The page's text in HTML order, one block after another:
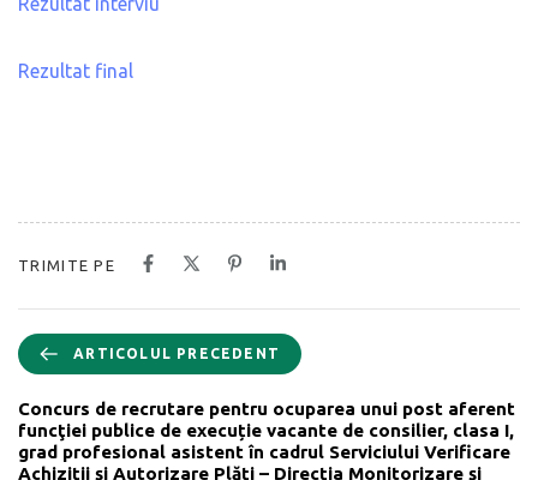
Rezultat final
TRIMITE PE
ARTICOLUL PRECEDENT
Concurs de recrutare pentru ocuparea unui post aferent
funcţiei publice de execuție vacante de consilier, clasa I,
grad profesional asistent în cadrul Serviciului Verificare
Achiziții și Autorizare Plăți – Direcția Monitorizare și